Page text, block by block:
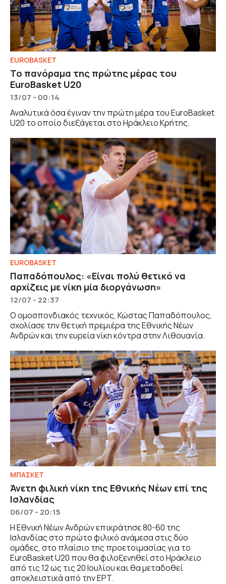
EUROBASKET
To πανόραμα της πρώτης μέρας του
EuroBasket U20
13/07 - 00:14
Αναλυτικά όσα έγιναν την πρώτη μέρα του EuroBasket
U20 το οποίο διεξάγεται στο Ηράκλειο Κρήτης.
EUROBASKET
Παπαδόπουλος: «Είναι πολύ θετικό να
αρχίζεις με νίκη μία διοργάνωση»
12/07 - 22:37
Ο ομοσπονδιακός τεχνικός, Κώστας Παπαδόπουλος,
σχολίασε την θετική πρεμιέρα της Εθνικής Νέων
Ανδρών και την ευρεία νίκη κόντρα στην Λιθουανία.
ΜΠΑΣΚΕΤ
Άνετη φιλική νίκη της Εθνικής Νέων επί της
Ισλανδίας
06/07 - 20:15
Η Εθνική Νέων Ανδρών επικράτησε 80-60 της
Ισλανδίας στο πρώτο φιλικό ανάμεσα στις δύο
ομάδες, στο πλαίσιο της προετοιμασίας για το
EuroBasket U20 που θα φιλοξενηθεί στο Ηράκλειο
από τις 12 ως τις 20 Ιουλίου και θα μεταδοθεί
αποκλειστικά από την ΕΡΤ.